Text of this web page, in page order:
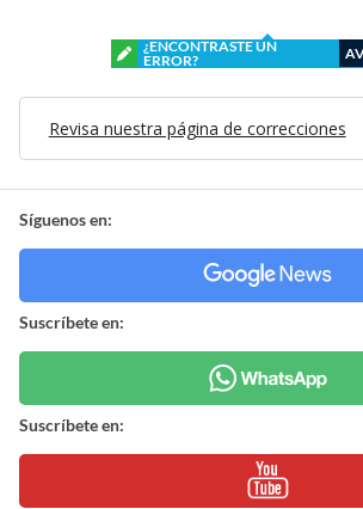
¿ENCONTRASTE UN
ERROR?
Revisa nuestra página de correcciones
Síguenos en:
Suscríbete en:
Suscríbete en: